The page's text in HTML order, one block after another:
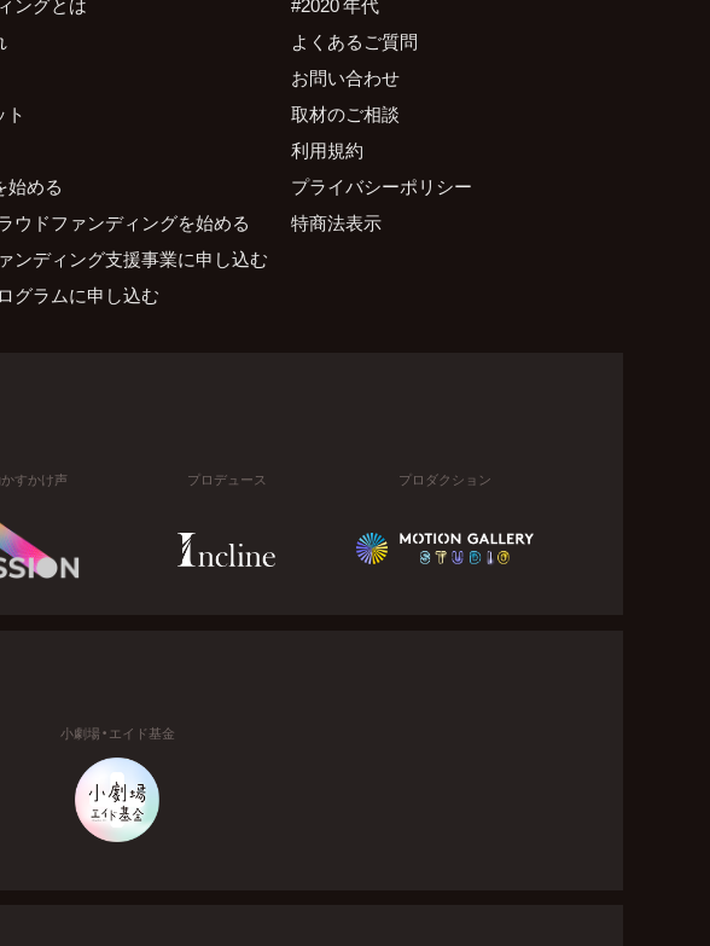
ト
始める
ウドファンディングを始める
ンディング支援事業に申し込む
グラムに申し込む
よくあるご質問
お問い合わせ
取材のご相談
利用規約
プライバシーポリシー
特商法表示
すかけ声 プロデュース プロダクション
小劇場・エイド基金